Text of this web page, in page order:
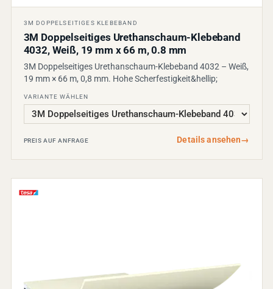
3M DOPPELSEITIGES KLEBEBAND
3M Doppelseitiges Urethanschaum-Klebeband
4032, Weiß, 19 mm x 66 m, 0.8 mm
3M Doppelseitiges Urethanschaum-Klebeband 4032 – Weiß,
19 mm × 66 m, 0,8 mm. Hohe Scherfestigkeit&hellip;
VARIANTE WÄHLEN
PREIS AUF ANFRAGE Details ansehen→